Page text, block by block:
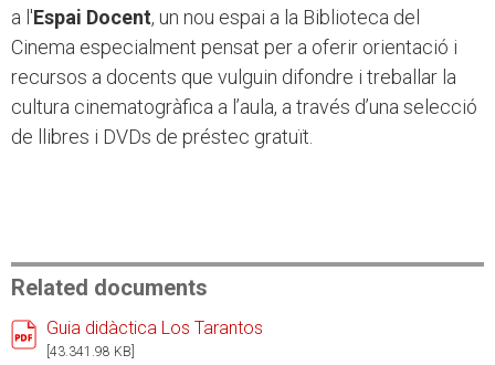
a l'Espai Docent, un nou espai a la Biblioteca del
Cinema especialment pensat per a oferir orientació i
recursos a docents que vulguin difondre i treballar la
cultura cinematogràfica a l’aula, a través d’una selecció
de llibres i DVDs de préstec gratuït.
Related documents
Guia didàctica Los Tarantos
[43.341.98 KB]